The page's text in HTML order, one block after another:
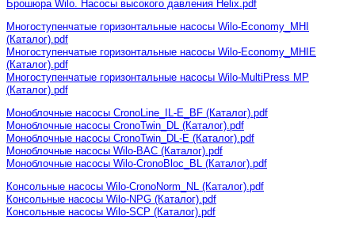
Брошюра Wilo. Насосы высокого давления Helix.pdf
Многоступенчатые горизонтальные насосы Wilo-Economy_MHI
(Каталог).pdf
Многоступенчатые горизонтальные насосы Wilo-Economy_MHIE
(Каталог).pdf
Многоступенчатые горизонтальные насосы Wilo-MultiPress MP
(Каталог).pdf
Моноблочные насосы CronoLine_IL-E_BF (Каталог).pdf
Моноблочные насосы CronoTwin_DL (Каталог).pdf
Моноблочные насосы CronoTwin_DL-E (Каталог).pdf
Моноблочные насосы Wilo-BAC (Каталог).pdf
Моноблочные насосы Wilo-CronoBloc_BL (Каталог).pdf
Консольные насосы Wilo-CronoNorm_NL (Каталог).pdf
Консольные насосы Wilo-NPG (Каталог).pdf
Консольные насосы Wilo-SCP (Каталог).pdf